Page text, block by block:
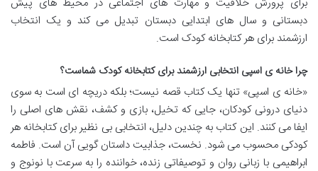
دبستانی و سال های ابتدایی دبستان تبدیل می کند و یک انتخاب
ارزشمند برای هر کتابخانه کودک است.
چرا خانه ی اسپی انتخابی ارزشمند برای کتابخانه کودک شماست؟
«خانه ی اسپی» تنها یک کتاب قصه نیست؛ بلکه دریچه ای است به سوی
دنیای درونی کودکان، جایی که تخیل، بازی و کشف، نقش های اصلی را
ایفا می کنند. این کتاب به چندین دلیل، انتخابی بی نظیر برای کتابخانه هر
کودکی محسوب می شود. نخست، جذابیت داستان گویی آن است. فاطمه
ابراهیمی با زبانی روان و توصیفاتی زنده، خواننده را به سرعت با نونوج و